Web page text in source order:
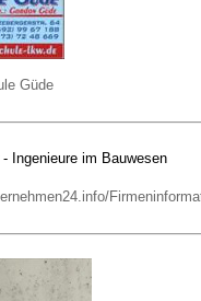
Güde
Ingenieure im Bauwesen